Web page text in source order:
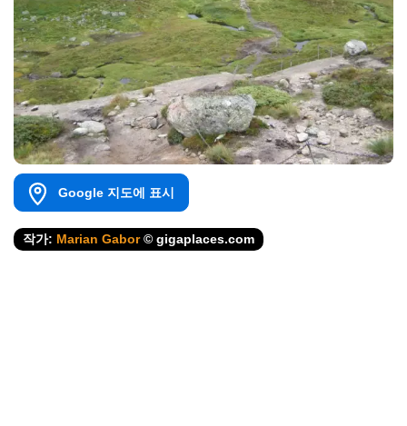
Google 지도에 표시
작가: Marian Gabor© gigaplaces.com